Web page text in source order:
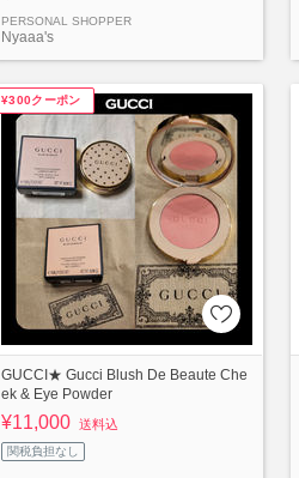
PERSONAL SHOPPER
Nyaaa's
¥300クーポン
GUCCI★ Gucci Blush De Beaute Che
ek & Eye Powder
¥11,000 送料込
関税負担なし